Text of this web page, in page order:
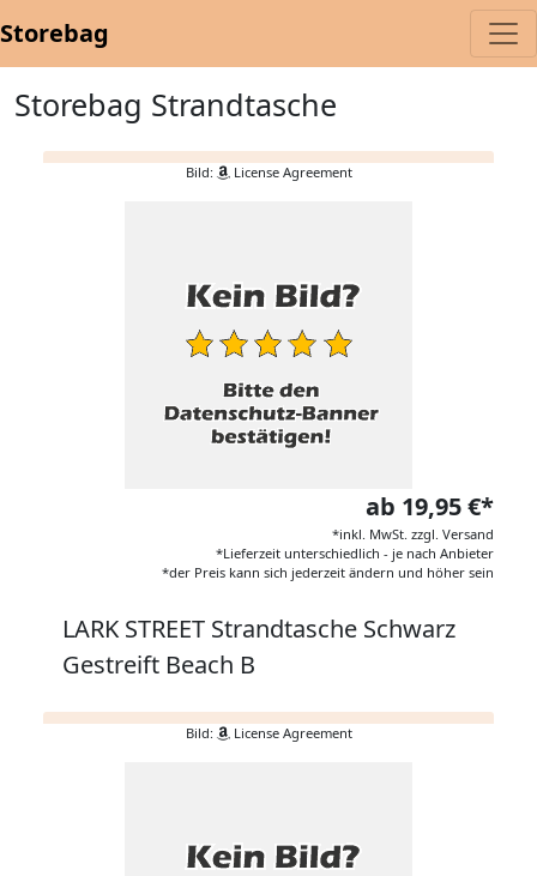
Storebag
Storebag Strandtasche
Bild: License Agreement
ab 19,95 €*
*inkl. MwSt. zzgl. Versand
*Lieferzeit unterschiedlich - je nach Anbieter
*der Preis kann sich jederzeit ändern und höher sein
LARK STREET Strandtasche Schwarz
Gestreift Beach B
Bild: License Agreement